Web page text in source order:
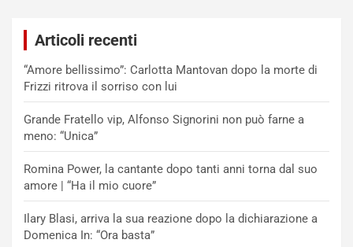
Articoli recenti
“Amore bellissimo”: Carlotta Mantovan dopo la morte di
Frizzi ritrova il sorriso con lui
Grande Fratello vip, Alfonso Signorini non può farne a
meno: “Unica”
Romina Power, la cantante dopo tanti anni torna dal suo
amore | “Ha il mio cuore”
Ilary Blasi, arriva la sua reazione dopo la dichiarazione a
Domenica In: “Ora basta”